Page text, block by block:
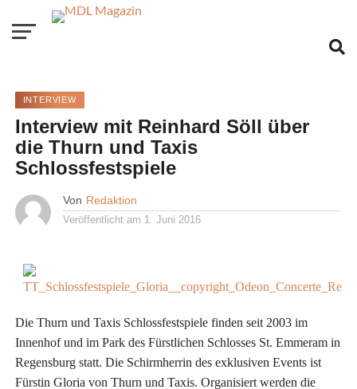
INTERVIEW
Interview mit Reinhard Söll über
die Thurn und Taxis
Schlossfestspiele
Von Redaktion
Veröffentlicht am 1. Juni 2016
Die Thurn und Taxis Schlossfestspiele finden seit 2003 im
Innenhof und im Park des Fürstlichen Schlosses St. Emmeram in
Regensburg statt. Die Schirmherrin des exklusiven Events ist
Fürstin Gloria von Thurn und Taxis. Organisiert werden die